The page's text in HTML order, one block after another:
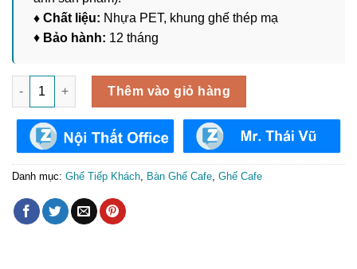
♦ Chất liệu: Nhựa PET, khung ghế thép mạ
♦ Bảo hành: 12 tháng
Ghế Làm Việc Trong Suốt Có Thể Gấp Gọn GLV-17 số lượng
Thêm vào giỏ hàng
Danh mục: Ghế Tiếp Khách Bàn Ghế Cafe Ghế Cafe